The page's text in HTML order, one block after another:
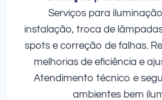
Serviços para
instalação, troca de
spots e correção de falhas.
melhorias de eficiência e
Atendimento técnico e
ambientes bem